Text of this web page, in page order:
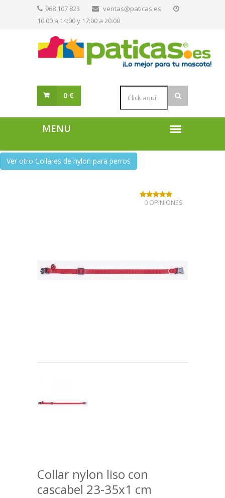
968 107 823
ventas@paticas.es
10:00 a 14:00 y 17:00 a 20:00
0 €
Ver otro Collares de nylon para perros
Collar nylon liso con
cascabel 23-35x1 cm
0 OPINIONES